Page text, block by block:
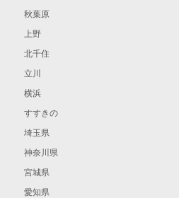
秋葉原
上野
北千住
立川
横浜
すすきの
埼玉県
神奈川県
宮城県
愛知県